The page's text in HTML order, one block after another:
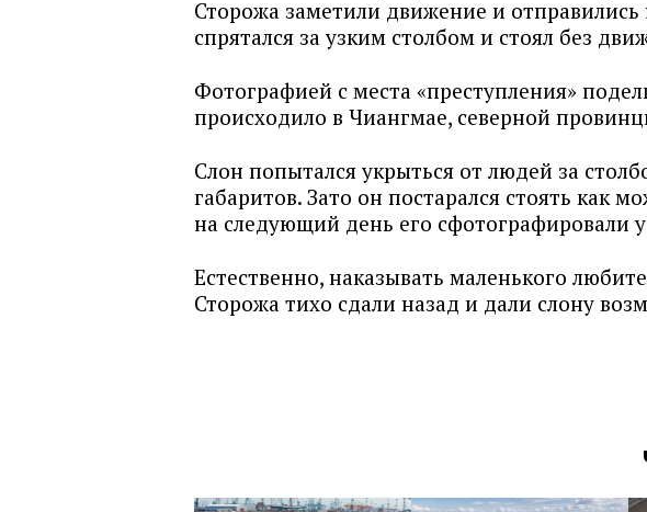
Сторожа заметили движение и отправились
спрятался за узким столбом и стоял без
Фотографией с места «преступления»
происходило в Чиангмае, северной
Слон попытался укрыться от людей за
габаритов. Зато он постарался стоять как
на следующий день его сфотографировали
Естественно, наказывать маленького
Сторожа тихо сдали назад и дали слону